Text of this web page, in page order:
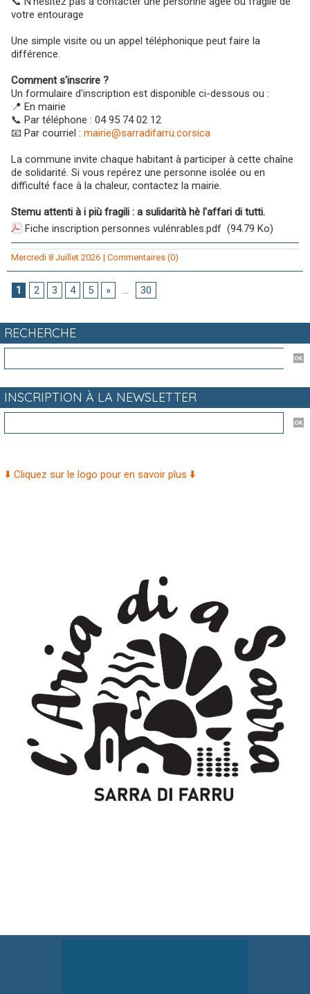
votre entourage
Une simple visite ou un appel téléphonique peut faire la
différence.
Comment s'inscrire ?
Un formulaire d'inscription est disponible ci-dessous ou :
📍 En mairie
📞 Par téléphone : 04 95 74 02 12
📧 Par courriel : mairie@sarradifarru.corsica
La commune invite chaque habitant à participer à cette chaîne
de solidarité. Si vous repérez une personne isolée ou en
difficulté face à la chaleur, contactez la mairie.
Stemu attenti à i più fragili : a sulidarità hè l'affari di tutti.
Fiche inscription personnes vulénrables.pdf (94.79 Ko)
Mercredi 8 Juillet 2026 | Commentaires (0)
1 2 3 4 5 » ... 30
RECHERCHE
INSCRIPTION À LA NEWSLETTER
⬇️ Cliquez sur le logo pour en savoir plus ⬇️